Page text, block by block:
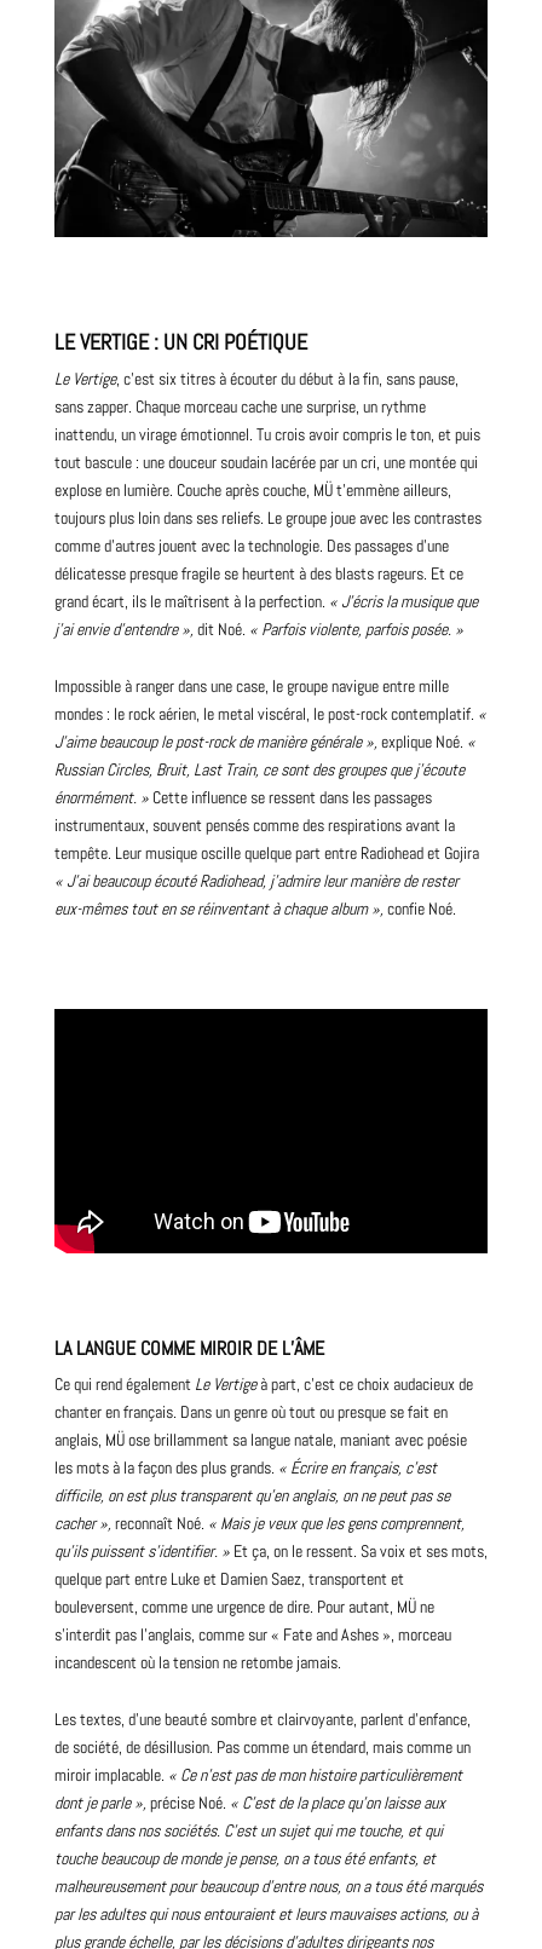
LE VERTIGE : UN CRI POÉTIQUE
Le Vertige, c’est six titres à écouter du début à la fin, sans pause,
sans zapper. Chaque morceau cache une surprise, un rythme
inattendu, un virage émotionnel. Tu crois avoir compris le ton, et puis
tout bascule : une douceur soudain lacérée par un cri, une montée qui
explose en lumière. Couche après couche, MÜ t’emmène ailleurs,
toujours plus loin dans ses reliefs. Le groupe joue avec les contrastes
comme d’autres jouent avec la technologie. Des passages d’une
délicatesse presque fragile se heurtent à des blasts rageurs. Et ce
grand écart, ils le maîtrisent à la perfection. « J’écris la musique que
j’ai envie d’entendre », dit Noé. « Parfois violente, parfois posée. »
Impossible à ranger dans une case, le groupe navigue entre mille
mondes : le rock aérien, le metal viscéral, le post-rock contemplatif. «
J’aime beaucoup le post-rock de manière générale », explique Noé. «
Russian Circles, Bruit, Last Train, ce sont des groupes que j’écoute
énormément. »Cette influence se ressent dans les passages
instrumentaux, souvent pensés comme des respirations avant la
tempête. Leur musique oscille quelque part entre Radioheadet Gojira
« J’ai beaucoup écoutéRadiohead, j’admire leur manière de rester
eux-mêmes tout en se réinventant à chaque album », confie Noé.
LA LANGUE COMME MIROIR DE L’ÂME
Ce qui rend également Le Vertigeà part, c’est ce choix audacieux de
chanter en français. Dans un genre où tout ou presque se fait en
anglais, MÜ ose brillamment sa langue natale, maniant avec poésie
les mots à la façon des plus grands. « Écrire en français, c’est
difficile, on est plus transparent qu’en anglais, on ne peut pas se
cacher », reconnaît Noé. « Mais je veux que les gens comprennent,
qu’ils puissent s’identifier. » Et ça, on le ressent. Sa voix et ses mots,
quelque part entre Luke et Damien Saez, transportent et
bouleversent, comme une urgence de dire. Pour autant, MÜ ne
s’interdit pas l’anglais, comme sur « Fate and Ashes », morceau
incandescent où la tension ne retombe jamais.
Les textes, d’une beauté sombre et clairvoyante, parlent d’enfance,
de société, de désillusion. Pas comme un étendard, mais comme un
miroir implacable. « Ce n’est pas de mon histoire particulièrement
dont je parle », précise Noé. « C’est de la place qu’on laisse aux
enfants dans nos sociétés. C’est un sujet qui me touche, et qui
touche beaucoup de monde je pense, on a tous été enfants, et
malheureusement pour beaucoup d’entre nous, on a tous été marqués
par les adultes qui nous entouraient et leurs mauvaises actions, ou à
plus grande échelle, par les décisions d’adultes dirigeants nos